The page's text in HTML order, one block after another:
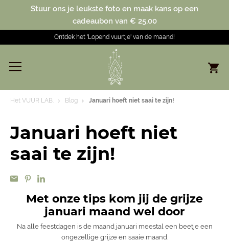
Stuur ons je leukste foto en maak kans op een
cadeaubon van € 25,00
Ontdek het 'Lopend vuurtje' van de maand!
Het VUUR LAB. Blog Januari hoeft niet saai te zijn!
Januari hoeft niet
saai te zijn!
Met onze tips kom jij de grijze
januari maand wel door
Na alle feestdagen is de maand januari meestal een beetje een
ongezellige grijze en saaie maand.